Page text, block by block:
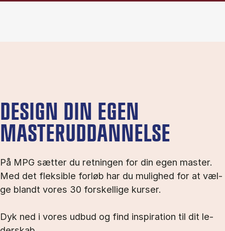
DESIGN DIN EGEN
MASTERUDDANNELSE
På MPG sæt­ter du ret­nin­gen for din egen ma­ster.
Med det flek­sib­le for­løb har du mu­lig­hed for at væl­
ge blandt vo­res 30 for­skel­li­ge kur­ser.
Dyk ned i vo­res ud­bud og find in­spira­tion til dit le­